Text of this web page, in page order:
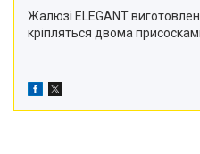
Відгуки
Жалюзі ELEGANT
кріпляться двома